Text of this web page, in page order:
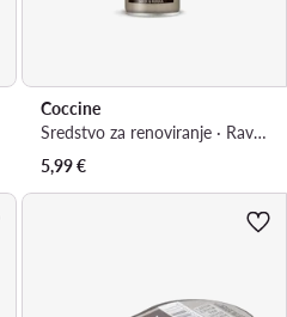
Coccine
Sredstvo za renoviranje · Ravvivant 55/59/250/02/Z/15v4
5,99€